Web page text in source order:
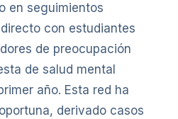
en seguimientos
con estudiantes
de preocupación
de salud mental
año. Esta red ha
derivado casos